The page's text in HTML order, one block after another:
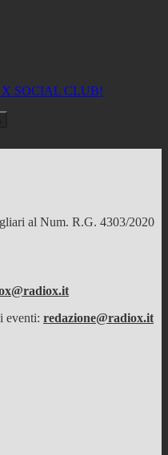
al Num. R.G. 4303/2020
eventi: redazione@radiox.it